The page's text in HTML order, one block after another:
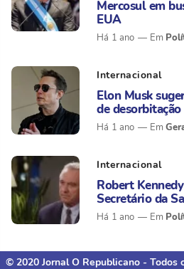
Mercosul em
EUA
Há 1 ano
Internacional
Elon Musk
de desorbitação
Há 1 ano
Internacional
Robert
Secretário da
Há 1 ano
© 2020 Jornal O Republicano - Todos